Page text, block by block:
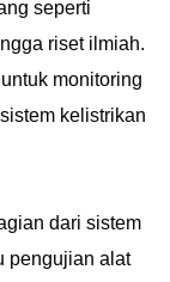
seperti
riset ilmiah.
monitoring
kelistrikan
dari sistem
pengujian alat